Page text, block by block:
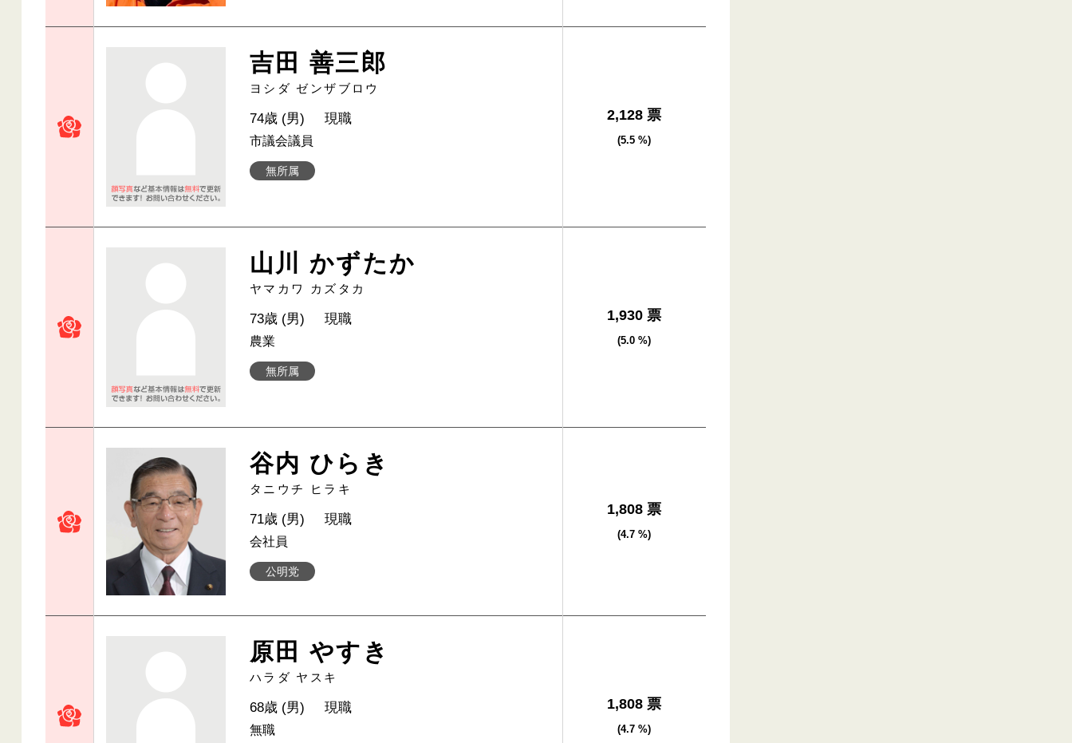
吉田 善三郎
ヨシダ ゼンザブロウ
無所属
74歳 (男) 現職
市議会議員
2,128 票
(5.5 %)
山川 かずたか
ヤマカワ カズタカ
無所属
73歳 (男) 現職
農業
1,930 票
(5.0 %)
谷内 ひらき
タニウチ ヒラキ
公明党
71歳 (男) 現職
会社員
1,808 票
(4.7 %)
原田 やすき
ハラダ ヤスキ
68歳 (男) 現職
無職
1,808 票
(4.7 %)